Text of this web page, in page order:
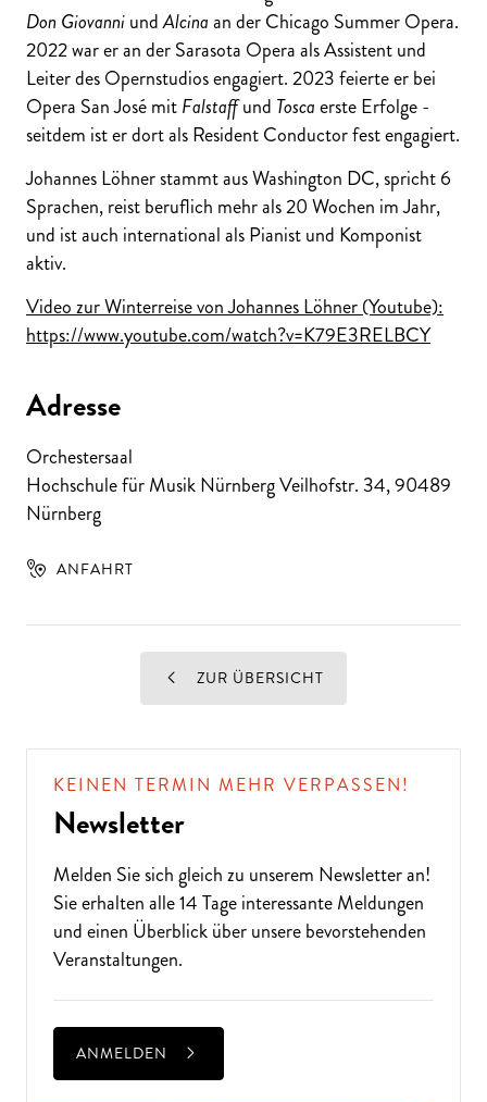
Don GiovanniundAlcinaan der Chicago Summer Opera.
2022 war er an der Sarasota Opera als Assistent und
Leiter des Opernstudios engagiert. 2023 feierte er bei
Opera San José mitFalstaffund Toscaerste Erfolge -
seitdem ist er dort als Resident Conductor fest engagiert.
Johannes Löhner stammt aus Washington DC, spricht 6
Sprachen, reist beruflich mehr als 20 Wochen im Jahr,
und ist auch international als Pianist und Komponist
aktiv.
Video zur Winterreise von Johannes Löhner (Youtube):
https://www.youtube.com/watch?v=K79E3RELBCY
Adresse
Orchestersaal
Hochschule für Musik Nürnberg Veilhofstr. 34,90489
Nürnberg
ANFAHRT
ZUR ÜBERSICHT
KEINEN TERMIN MEHR VERPASSEN!
Newsletter
Melden Sie sich gleich zu unserem Newsletteran!
Sie erhalten alle 14 Tage interessante Meldungen
und einen Überblick über unsere bevorstehenden
Veranstaltungen.
ANMELDEN